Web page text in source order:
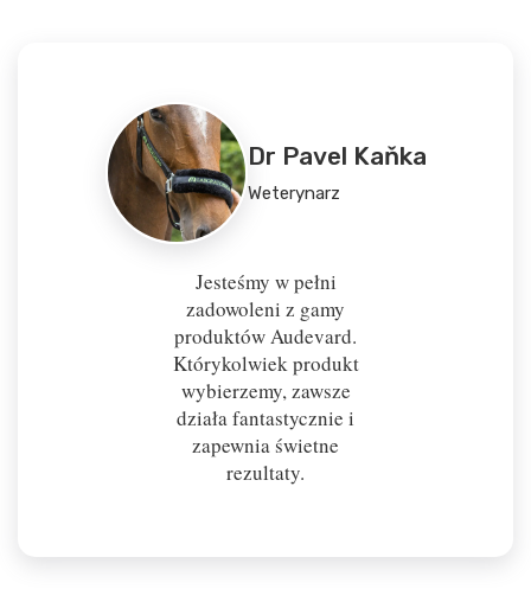
Dr Pavel Kaňka
Weterynarz
Jesteśmy w pełni
zadowoleni z gamy
produktów Audevard.
Którykolwiek produkt
wybierzemy, zawsze
działa fantastycznie i
zapewnia świetne
rezultaty.